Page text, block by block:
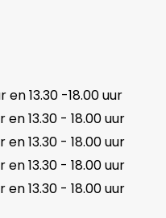
en 13.30 -18.00 uur
en 13.30 - 18.00 uur
en 13.30 - 18.00 uur
en 13.30 - 18.00 uur
en 13.30 - 18.00 uur